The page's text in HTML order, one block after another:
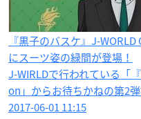
『黒子のバスケ』J-
にスーツ姿の緑間が登場！
J-WIRLDで行われている「
on」からお待ちかねの第2
2017-06-01 11:15